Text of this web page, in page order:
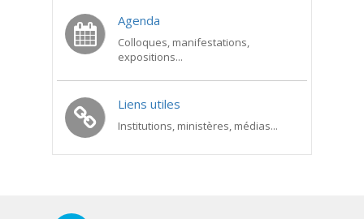
Agenda
Colloques, manifestations,
expositions...
Liens utiles
Institutions, ministères, médias...